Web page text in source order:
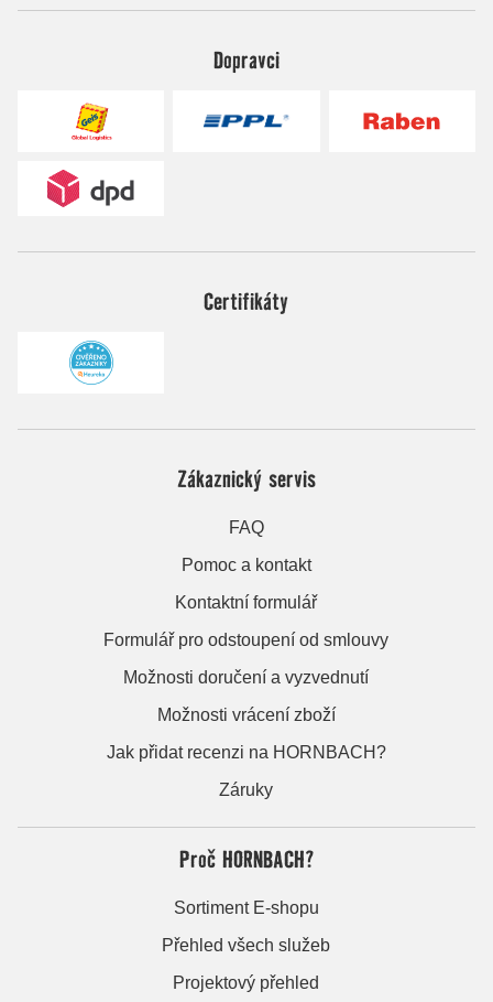
Dopravci
Certifikáty
Zákaznický servis
FAQ
Pomoc a kontakt
Kontaktní formulář
Formulář pro odstoupení od smlouvy
Možnosti doručení a vyzvednutí
Možnosti vrácení zboží
Jak přidat recenzi na HORNBACH?
Záruky
Proč HORNBACH?
Sortiment E-shopu
Přehled všech služeb
Projektový přehled